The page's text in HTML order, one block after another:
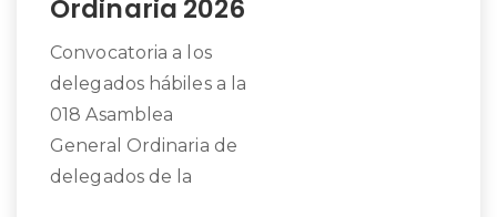
Ordinaria 2026
Convocatoria a los
delegados hábiles a la
018 Asamblea
General Ordinaria de
delegados de la